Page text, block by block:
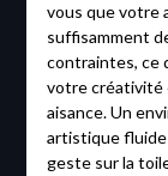
vous que votre
suffisamment
contraintes, ce
votre créativité
aisance. Un
artistique
geste sur la